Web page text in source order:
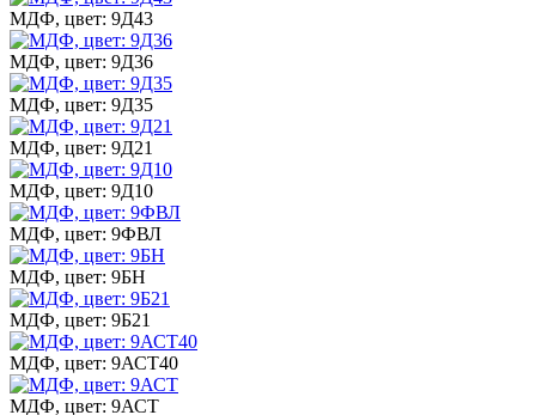
МДФ, цвет: 9Д43
МДФ, цвет: 9Д36
МДФ, цвет: 9Д35
МДФ, цвет: 9Д21
МДФ, цвет: 9Д10
МДФ, цвет: 9ФВЛ
МДФ, цвет: 9БН
МДФ, цвет: 9Б21
МДФ, цвет: 9АСТ40
МДФ, цвет: 9АСТ